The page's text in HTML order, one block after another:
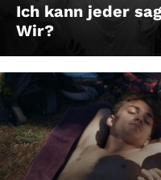
Ich kann jeder
Wir?